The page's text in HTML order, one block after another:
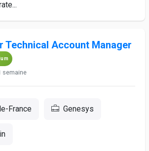
Technical Account Manager
semaine
France Genesys